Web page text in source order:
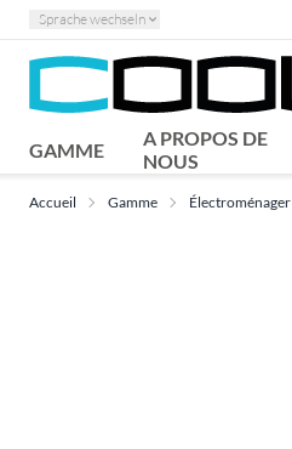
Sprache wechseln
GAMME
A PROPOS DE
NOUS
Accueil Gamme Électroménager